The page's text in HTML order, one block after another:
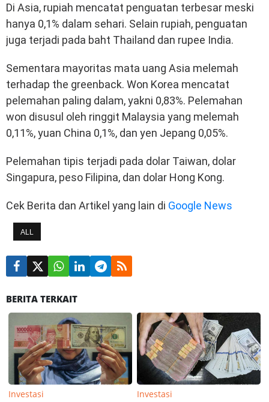
Di Asia, rupiah mencatat penguatan terbesar meski
hanya 0,1% dalam sehari. Selain rupiah, penguatan
juga terjadi pada baht Thailand dan rupee India.
Sementara mayoritas mata uang Asia melemah
terhadap the greenback. Won Korea mencatat
pelemahan paling dalam, yakni 0,83%. Pelemahan
won disusul oleh ringgit Malaysia yang melemah
0,11%, yuan China 0,1%, dan yen Jepang 0,05%.
Pelemahan tipis terjadi pada dolar Taiwan, dolar
Singapura, peso Filipina, dan dolar Hong Kong.
Cek Berita dan Artikel yang lain di Google News
ALL
BERITA TERKAIT
Investasi Investasi